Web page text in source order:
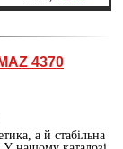
4370
а й стабільна